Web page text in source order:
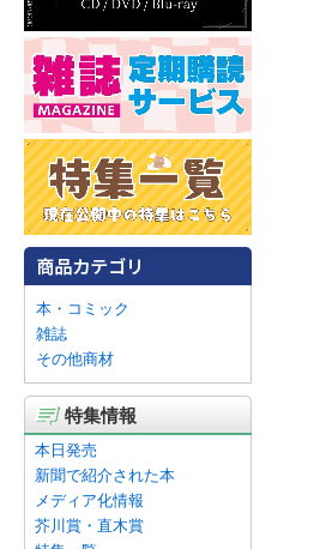
本・コミック
雑誌
その他商材
特集情報
本日発売
新聞で紹介された本
メディア化情報
芥川賞・直木賞